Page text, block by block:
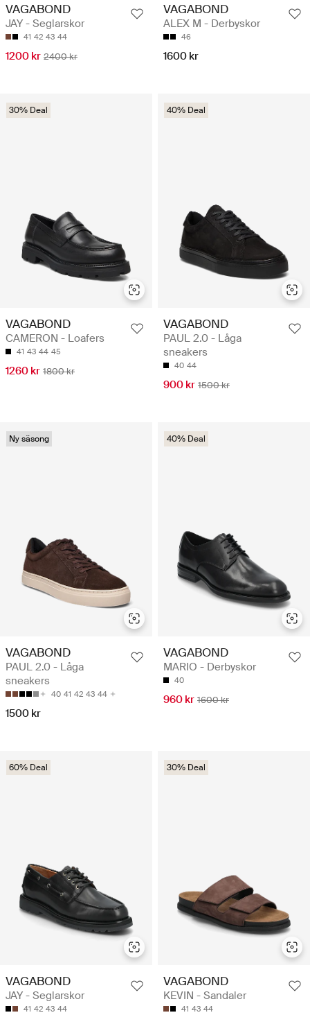
VAGABOND
JAY - Seglarskor
41 42 43 44
1200 kr 2400 kr
VAGABOND
ALEX M - Derbyskor
46
1600 kr
30% Deal
VAGABOND
CAMERON - Loafers
41 43 44 45
1260 kr 1800 kr
40% Deal
VAGABOND
PAUL 2.0 - Låga
sneakers
40 44
900 kr 1500 kr
Ny säsong
VAGABOND
PAUL 2.0 - Låga
sneakers
40 41 42 43 44
1500 kr
40% Deal
VAGABOND
MARIO - Derbyskor
40
960 kr 1600 kr
60% Deal
VAGABOND
JAY - Seglarskor
41 42 43 44
30% Deal
VAGABOND
KEVIN - Sandaler
41 43 44